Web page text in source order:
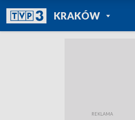
KRAKÓWPOWRÓT DO
TVP REGIONY